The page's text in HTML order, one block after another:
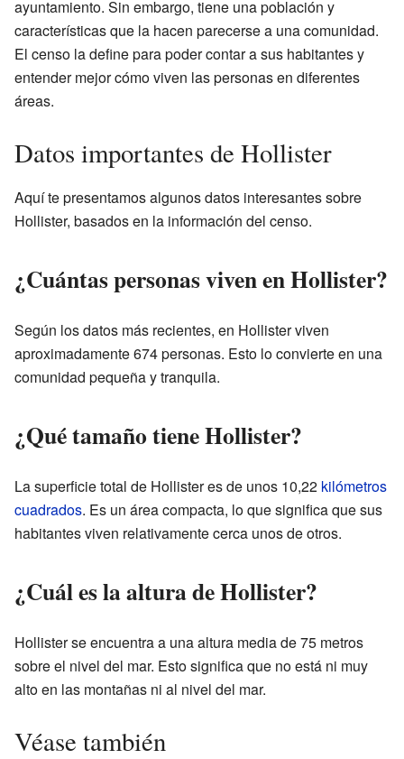
ayuntamiento. Sin embargo, tiene una población y
características que la hacen parecerse a una comunidad.
El censo la define para poder contar a sus habitantes y
entender mejor cómo viven las personas en diferentes
áreas.
Datos importantes de Hollister
Aquí te presentamos algunos datos interesantes sobre
Hollister, basados en la información del censo.
¿Cuántas personas viven en Hollister?
Según los datos más recientes, en Hollister viven
aproximadamente 674 personas. Esto lo convierte en una
comunidad pequeña y tranquila.
¿Qué tamaño tiene Hollister?
La superficie total de Hollister es de unos 10,22 kilómetros
cuadrados. Es un área compacta, lo que significa que sus
habitantes viven relativamente cerca unos de otros.
¿Cuál es la altura de Hollister?
Hollister se encuentra a una altura media de 75 metros
sobre el nivel del mar. Esto significa que no está ni muy
alto en las montañas ni al nivel del mar.
Véase también